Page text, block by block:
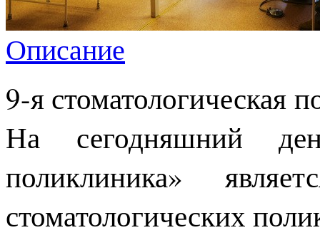
Описание
9-я стоматологическая
На сегодняшний
поликлиника»
стоматологических